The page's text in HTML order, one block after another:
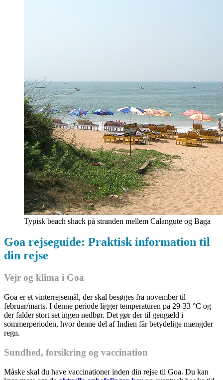
Typisk beach shack på stranden mellem Calangute og Baga
Goa rejseguide: Praktisk information til
din rejse
Vejr og klima i Goa
Goa er et vinterrejsemål, der skal besøges fra november til
februar/marts. I denne periode ligger temperaturen på 29-33 °C og
der falder stort set ingen nedbør. Det gør der til gengæld i
sommerperioden, hvor denne del af Indien får betydelige mængder
regn.
Sundhed, forsikring og vaccination
Måske skal du have vaccinationer inden din rejse til Goa. Du kan